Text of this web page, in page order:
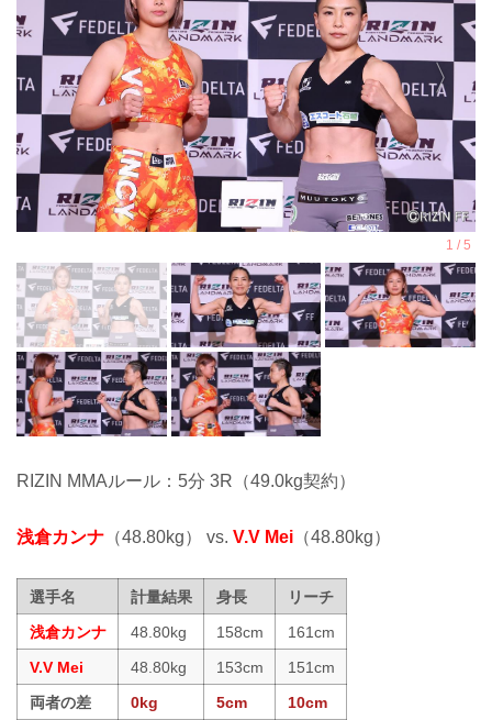
RIZIN MMAルール：5分 3R（49.0kg契約）
浅倉カンナ （48.80kg） vs. V.V Mei （48.80kg）
選手名 計量結果 身長
リーチ
浅倉カンナ
48.80kg 158cm
161cm
V.V Mei
48.80kg 153cm
151cm
両者の差
0kg 5cm 10cm